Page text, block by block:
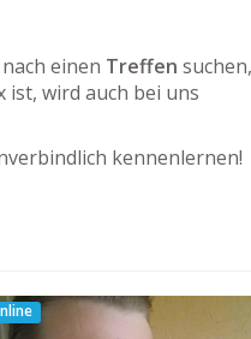
einen Treffen suchen,
ist, wird auch bei uns
kennenlernen!